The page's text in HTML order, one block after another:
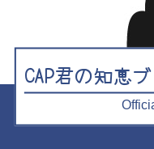
CAP君の知恵